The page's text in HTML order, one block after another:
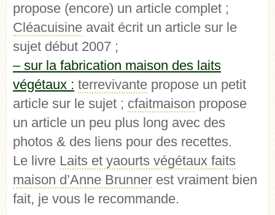
propose (encore) un article complet ;
Cléacuisine avait écrit un article sur le
sujet début 2007 ;
– sur la fabrication maison des laits
végétaux : terrevivante propose un petit
article sur le sujet ; cfaitmaison propose
un article un peu plus long avec des
photos & des liens pour des recettes.
Le livre Laits et yaourts végétaux faits
maison d’Anne Brunner est vraiment bien
fait, je vous le recommande.